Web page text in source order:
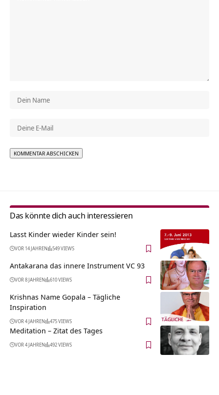
Das könnte dich auch interessieren
Lasst Kinder wieder Kinder sein!
VOR 14 JAHREN 549 VIEWS
Antakarana das innere Instrument VC 93
VOR 8 JAHREN 610 VIEWS
Krishnas Name Gopala – Tägliche
Inspiration
VOR 4 JAHREN 475 VIEWS
Meditation – Zitat des Tages
VOR 4 JAHREN 492 VIEWS